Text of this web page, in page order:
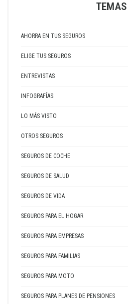
TEMAS
AHORRA EN TUS SEGUROS
ELIGE TUS SEGUROS
ENTREVISTAS
INFOGRAFÍAS
LO MÁS VISTO
OTROS SEGUROS
SEGUROS DE COCHE
SEGUROS DE SALUD
SEGUROS DE VIDA
SEGUROS PARA EL HOGAR
SEGUROS PARA EMPRESAS
SEGUROS PARA FAMILIAS
SEGUROS PARA MOTO
SEGUROS PARA PLANES DE PENSIONES